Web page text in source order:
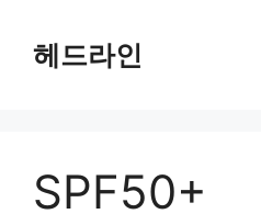
헤드라인
SPF50+